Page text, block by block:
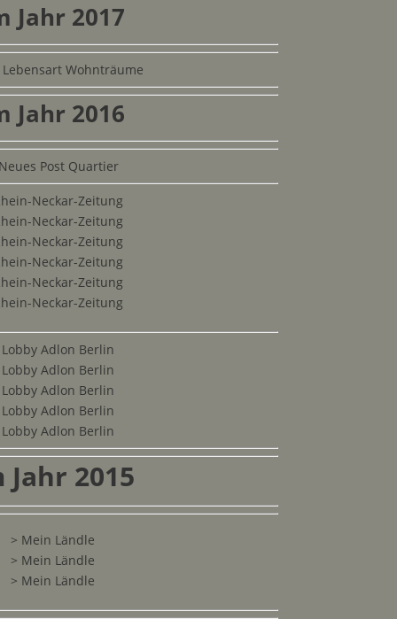
Jahr 2017
Lebensart Wohnträume
Jahr 2016
Post Quartier
Neckar-Zeitung
Neckar-Zeitung
Neckar-Zeitung
Neckar-Zeitung
Neckar-Zeitung
Neckar-Zeitung
Lobby Adlon Berlin
Lobby Adlon Berlin
Lobby Adlon Berlin
Lobby Adlon Berlin
Lobby Adlon Berlin
Jahr 2015
> Mein Ländle
> Mein Ländle
> Mein Ländle